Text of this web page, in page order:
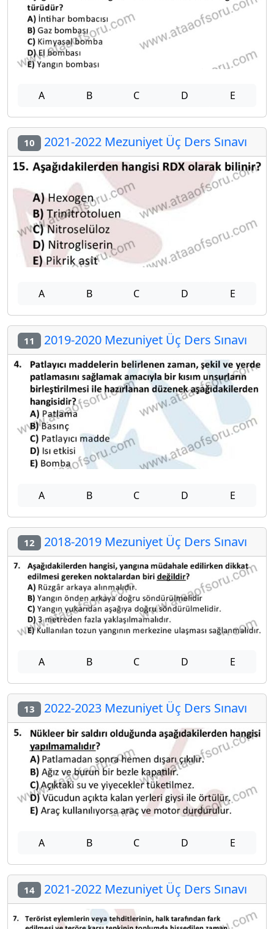
A B C D E
10 2021-2022 Mezuniyet Üç Ders Sınavı
A B C D E
11 2019-2020 Mezuniyet Üç Ders Sınavı
A B C D E
12 2018-2019 Mezuniyet Üç Ders Sınavı
A B C D E
13 2022-2023 Mezuniyet Üç Ders Sınavı
A B C D E
14 2021-2022 Mezuniyet Üç Ders Sınavı